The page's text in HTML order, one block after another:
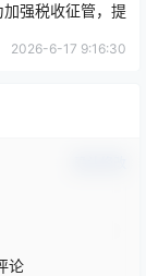
强税收征管，提
透明度，国家税务
2026-6-17 9:16:30
论